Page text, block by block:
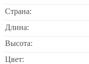
Страна:
Длина:
Высота:
Цвет: